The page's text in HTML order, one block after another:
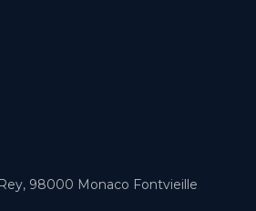
98000 Monaco Fontvieille